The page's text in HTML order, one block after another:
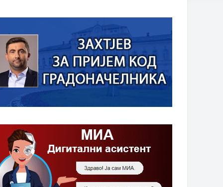
БОРАЧКИ ДОДАТАК ЗА